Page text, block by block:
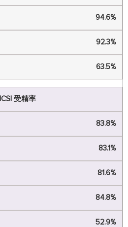
94.6%
92.3%
63.5%
ICSI 受精率
83.8%
83.1%
81.6%
84.8%
52.9%